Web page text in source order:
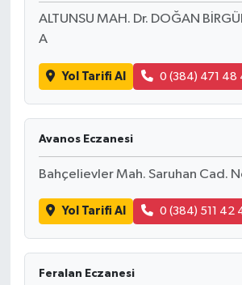
ALTUNSU MAH. Dr. DOĞAN
A
Yol Tarifi Al 0 (384) 471 48
Avanos Eczanesi
Bahçelievler Mah. Saruhan Cad.
Yol Tarifi Al 0 (384) 511 42
Feralan Eczanesi